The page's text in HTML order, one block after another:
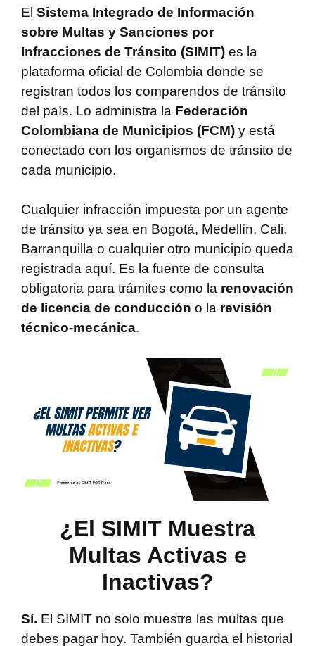
El Sistema Integrado de Información
sobre Multas y Sanciones por
Infracciones de Tránsito (SIMIT) es la
plataforma oficial de Colombia donde se
registran todos los comparendos de tránsito
del país. Lo administra la Federación
Colombiana de Municipios (FCM) y está
conectado con los organismos de tránsito de
cada municipio.
Cualquier infracción impuesta por un agente
de tránsito ya sea en Bogotá, Medellín, Cali,
Barranquilla o cualquier otro municipio queda
registrada aquí. Es la fuente de consulta
obligatoria para trámites como la renovación
de licencia de conducción o la revisión
técnico-mecánica.
¿El SIMIT Muestra
Multas Activas e
Inactivas?
Sí. El SIMIT no solo muestra las multas que
debes pagar hoy. También guarda el historial